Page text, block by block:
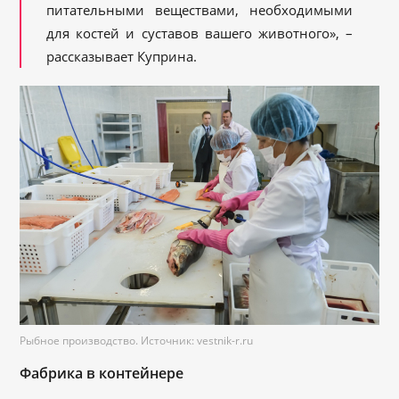
питательными веществами, необходимыми
для костей и суставов вашего животного», –
рассказывает Куприна.
Рыбное производство. Источник: vestnik-r.ru
Фабрика в контейнере